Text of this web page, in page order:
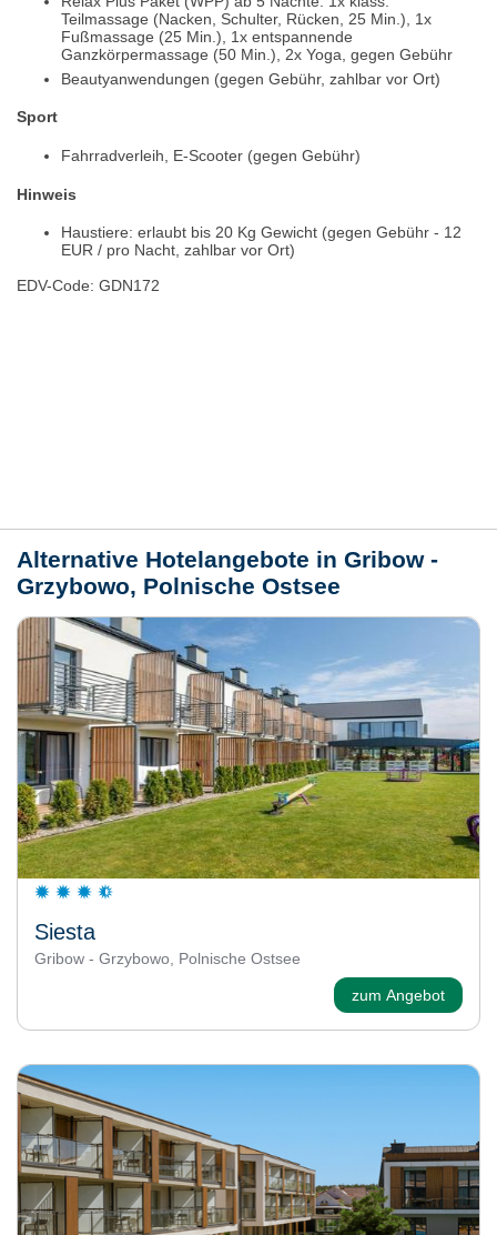
Teilmassage (Nacken, Schulter, Rücken, 25 Min.), 1x
Fußmassage (25 Min.), 1x entspannende
Ganzkörpermassage (50 Min.), 2x Yoga, gegen Gebühr
Beautyanwendungen (gegen Gebühr, zahlbar vor Ort)
Sport
Fahrradverleih, E-Scooter (gegen Gebühr)
Hinweis
Haustiere: erlaubt bis 20 Kg Gewicht (gegen Gebühr - 12
EUR / pro Nacht, zahlbar vor Ort)
EDV-Code: GDN172
Alternative Hotelangebote in Gribow -
Grzybowo, Polnische Ostsee
Siesta
Gribow - Grzybowo, Polnische Ostsee
zum Angebot